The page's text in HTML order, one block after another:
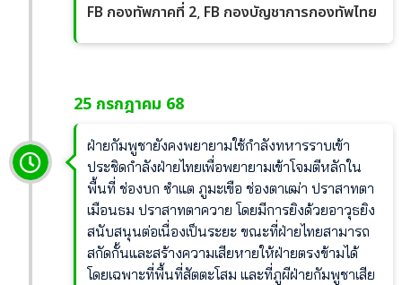
FB กองทัพภาคที่ 2 FB กองบัญชาการกองทัพไทย
25 กรกฎาคม 68
ฝ่ายกัมพูชายังคงพยายามใช้กำลังทหารราบเข้า
ประชิดกำลังฝ่ายไทยเพื่อพยายามเข้าโจมตีหลักใน
พื้นที่ ช่องบก ซำแต ภูมะเขือ ช่องตาเฒ่า ปราสาทตา
เมือนธม ปราสาทตาควาย โดยมีการยิงด้วยอาวุธยิง
สนับสนุนต่อเนื่องเป็นระยะ ขณะที่ฝ่ายไทยสามารถ
สกัดกั้นและสร้างความเสียหายให้ฝ่ายตรงข้ามได้
โดยเฉพาะที่พื้นที่สัตตะโสม และที่ภูผีฝ่ายกัมพูชาเสีย